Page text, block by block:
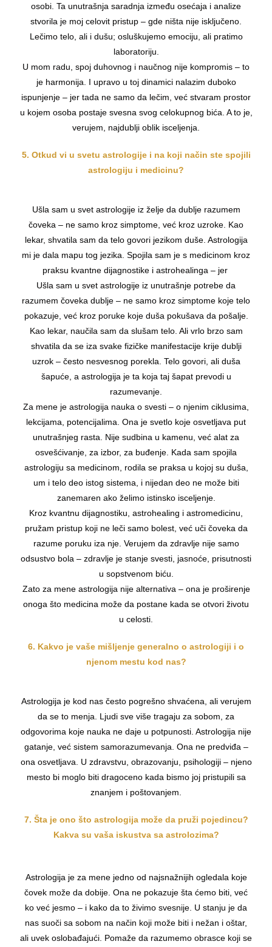
osobi. Ta unutrašnja saradnja između osećaja i analize
stvorila je moj celovit pristup – gde ništa nije isključeno.
Lečimo telo, ali i dušu; osluškujemo emociju, ali pratimo
laboratoriju.
U mom radu, spoj duhovnog i naučnog nije kompromis – to
je harmonija. I upravo u toj dinamici nalazim duboko
ispunjenje – jer tada ne samo da lečim, već stvaram prostor
u kojem osoba postaje svesna svog celokupnog bića. A to je,
verujem, najdublji oblik isceljenja.
5. Otkud vi u svetu astrologije i na koji način ste spojili
astrologiju i medicinu?
Ušla sam u svet astrologije iz želje da dublje razumem
čoveka – ne samo kroz simptome, već kroz uzroke. Kao
lekar, shvatila sam da telo govori jezikom duše. Astrologija
mi je dala mapu tog jezika. Spojila sam je s medicinom kroz
praksu kvantne dijagnostike i astrohealinga – jer
Ušla sam u svet astrologije iz unutrašnje potrebe da
razumem čoveka dublje – ne samo kroz simptome koje telo
pokazuje, već kroz poruke koje duša pokušava da pošalje.
Kao lekar, naučila sam da slušam telo. Ali vrlo brzo sam
shvatila da se iza svake fizičke manifestacije krije dublji
uzrok – često nesvesnog porekla. Telo govori, ali duša
šapuće, a astrologija je ta koja taj šapat prevodi u
razumevanje.
Za mene je astrologija nauka o svesti – o njenim ciklusima,
lekcijama, potencijalima. Ona je svetlo koje osvetljava put
unutrašnjeg rasta. Nije sudbina u kamenu, već alat za
osvešćivanje, za izbor, za buđenje. Kada sam spojila
astrologiju sa medicinom, rodila se praksa u kojoj su duša,
um i telo deo istog sistema, i nijedan deo ne može biti
zanemaren ako želimo istinsko isceljenje.
Kroz kvantnu dijagnostiku, astrohealing i astromedicinu,
pružam pristup koji ne leči samo bolest, već uči čoveka da
razume poruku iza nje. Verujem da zdravlje nije samo
odsustvo bola – zdravlje je stanje svesti, jasnoće, prisutnosti
u sopstvenom biću.
Zato za mene astrologija nije alternativa – ona je proširenje
onoga što medicina može da postane kada se otvori životu
u celosti.
6. Kakvo je vaše mišljenje generalno o astrologiji i o
njenom mestu kod nas?
Astrologija je kod nas često pogrešno shvaćena, ali verujem
da se to menja. Ljudi sve više tragaju za sobom, za
odgovorima koje nauka ne daje u potpunosti. Astrologija nije
gatanje, već sistem samorazumevanja. Ona ne predviđa –
ona osvetljava. U zdravstvu, obrazovanju, psihologiji – njeno
mesto bi moglo biti dragoceno kada bismo joj pristupili sa
znanjem i poštovanjem.
7. Šta je ono što astrologija može da pruži pojedincu?
Kakva su vaša iskustva sa astrolozima?
Astrologija je za mene jedno od najsnažnijih ogledala koje
čovek može da dobije. Ona ne pokazuje šta ćemo biti, već
ko već jesmo – i kako da to živimo svesnije. U stanju je da
nas suoči sa sobom na način koji može biti i nežan i oštar,
ali uvek oslobađajući. Pomaže da razumemo obrasce koji se